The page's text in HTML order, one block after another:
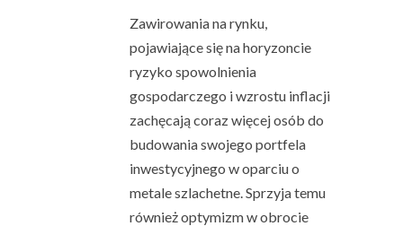
Zawirowania na rynku,
pojawiające się na horyzoncie
ryzyko spowolnienia
gospodarczego i wzrostu inflacji
zachęcają coraz więcej osób do
budowania swojego portfela
inwestycyjnego w oparciu o
metale szlachetne. Sprzyja temu
również optymizm w obrocie